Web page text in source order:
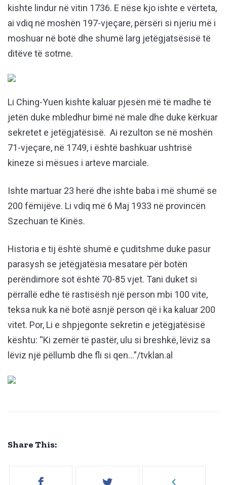
kishte lindur në vitin 1736. E nëse kjo ishte e vërteta,
ai vdiq në moshën 197-vjeçare, përsëri si njeriu më i
moshuar në botë dhe shumë larg jetëgjatsësisë të
ditëve të sotme.
Li Ching-Yuen kishte kaluar pjesën më të madhe të
jetën duke mbledhur bimë në male dhe duke kërkuar
sekretet e jetëgjatësisë. Ai rezulton se në moshën
71-vjeçare, në 1749, i është bashkuar ushtrisë
kineze si mësues i arteve marciale.
Ishte martuar 23 herë dhe ishte baba i më shumë se
200 fëmijëve. Li vdiq më 6 Maj 1933 në provincën
Szechuan të Kinës.
Historia e tij është shumë e çuditshme duke pasur
parasysh se jetëgjatësia mesatare për botën
perëndimore sot është 70-85 vjet. Tani duket si
përrallë edhe të rastisësh një person mbi 100 vite,
teksa nuk ka në botë asnjë person që i ka kaluar 200
vitet. Por, Li e shpjegonte sekretin e jetëgjatësisë
kështu: “Ki zemër të pastër, ulu si breshkë, lëviz sa
lëviz një pëllumb dhe fli si qen…”/tvklan.al
Share This: